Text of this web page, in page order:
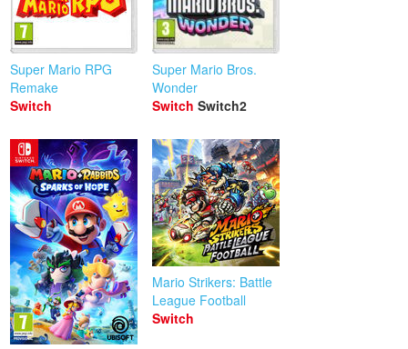
Super Mario RPG
Remake
Switch
Super Mario Bros.
Wonder
Switch Switch2
Mario Strikers: Battle
League Football
Switch